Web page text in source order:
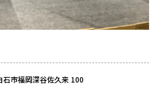
石市福岡深谷佐久来 100